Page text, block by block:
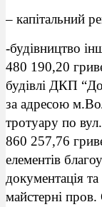
– капітальний
-будівництво
480 190,20
будівлі ДКП
за адресою
тротуару по
860 257,76
елементів
документація
майстерні